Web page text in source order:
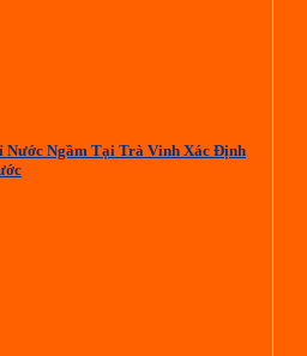
Nước Ngầm Tại Trà Vinh Xác Định